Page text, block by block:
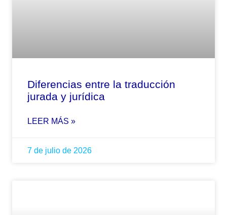
Diferencias entre la traducción
jurada y jurídica
LEER MÁS »
7 de julio de 2026